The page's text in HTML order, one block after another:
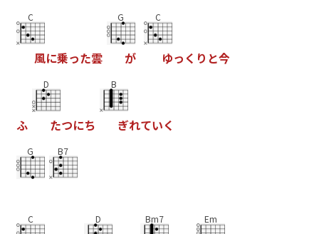
C
風に乗った雲
G
が
C
ゆっ く り と今
ふ
D
たつにち
B
ぎれていく
G B7
C D Bm7 Em